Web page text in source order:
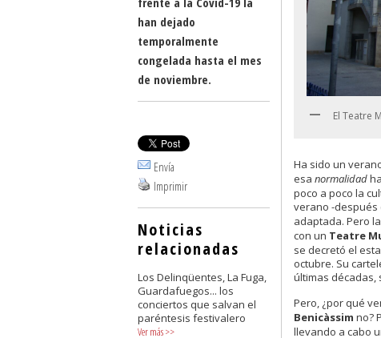
han dejado
temporalmente
congelada hasta el mes
de noviembre.
Envía
Imprimir
Noticias
relacionadas
Los Delinqüentes, La Fuga,
Guardafuegos... los
conciertos que salvan el
paréntesis festivalero
Ver más>>
El Teatre
Ha sido un
esa normalidad
poco a poco la
verano -después
adaptada. Pero
con un Teatre
se decretó el
octubre. Su
últimas décadas,
Pero, ¿por qué
Benicàssim no?
llevando a cabo